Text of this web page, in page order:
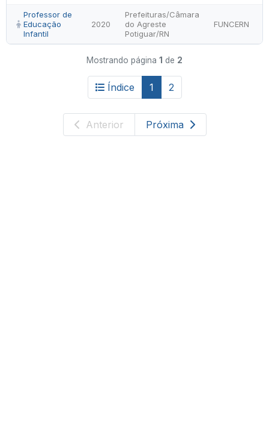
Professor de
Educação
Infantil
2020
Prefeituras/Câmara
do Agreste
Potiguar/RN
FUNCERN
Mostrando página 1 de 2
Índice 1 2
Anterior Próxima